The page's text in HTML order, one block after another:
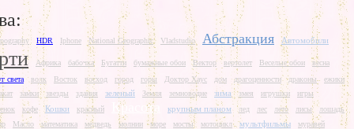
HDR Iphone National Geographic Vladstudio Абстракция Автомобили
Африка бабочка Бугатти бумажные обои Вектор вертолет Веселые обои
весна
света
волк Восток восход город горы Доктор Хаус дом драгоценности драконы
ежики
замки звезды здания зеленый Земля земноводне зима змея игрушки
игры
кофе Кошки красный Красота крупным планом лед лес лето лисы
лошадь
Масло математика медведь молнии море мосты мотоцикл мультфильмы муравей